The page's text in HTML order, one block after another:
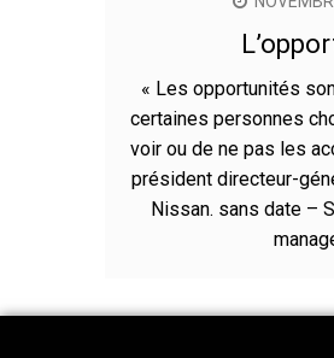
« Les opportunités
certaines personnes
voir ou de ne pas les
président directeur-
Nissan. sans date –